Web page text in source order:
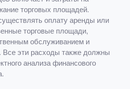
торговых площадей.
оплату аренды или
торговые площади,
обслуживанием и
Все эти расходы также должны
анализа финансового